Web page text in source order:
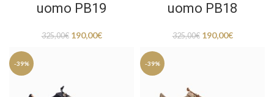
uomo PB19
325,00€ 190,00€
uomo PB18
325,00€ 190,00€
-39% -39%